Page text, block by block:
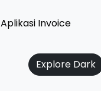
Aplikasi Invoice
Explore Dark